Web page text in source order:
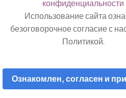
-
конфиденциальности
Использование сайта
безоговорочное согласие с
Политикой.
Ознакомлен, согласен и